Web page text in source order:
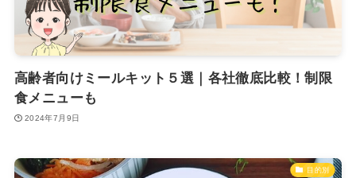
高齢者向けミールキット５選｜各社徹底比較！制限
食メニューも
2024年7月9日
目的別